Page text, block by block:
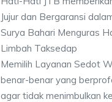
Jujur dan Bergaransi
Surya Bahari Menguras
Limbah Taksedap
Memilih Layanan Sedot
benar-benar yang
agar tidak menimbulkan